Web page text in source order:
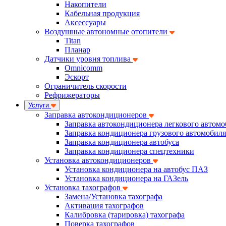
Накопители
Кабельная продукция
Аксессуары
Воздушные автономные отопители
Titan
Планар
Датчики уровня топлива
Omnicomm
Эскорт
Ограничитель скорости
Рефрижераторы
Услуги
Заправка автокондиционеров
Заправка автокондиционера легкового
Заправка кондиционера грузового автомобиля
Заправка кондиционера автобуса
Заправка кондиционера спецтехники
Установка автокондиционеров
Установка кондиционера на автобус ПАЗ
Установка кондиционера на ГАЗель
Установка тахографов
Замена/Установка тахографа
Активация тахографов
Калибровка (тарировка) тахографа
Поверка тахографов